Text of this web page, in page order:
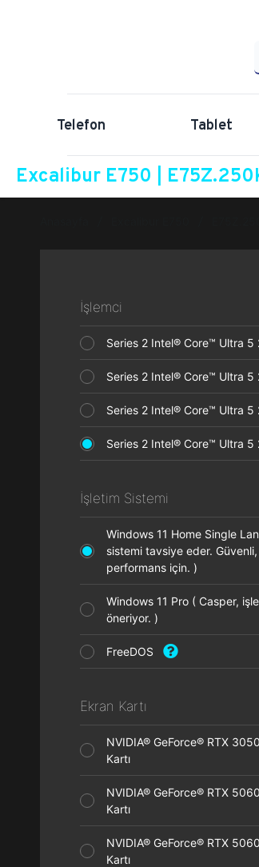
Telefon Tablet
Excalibur E750 |
İşlemci
Series 2 Intel® Core™ Ultra 5
Series 2 Intel® Core™ Ultra
Series 2 Intel® Core™ Ultra
Series 2 Intel® Core™ Ultra
İşletim Sistemi
Windows 11 Home Single
sistemi tavsiye eder.
performans için. )
Windows 11 Pro ( Casper,
öneriyor. )
FreeDOS
Ekran Kartı
NVIDIA® GeForce® RTX
Kartı
NVIDIA® GeForce® RTX
Kartı
NVIDIA® GeForce® RTX
Kartı